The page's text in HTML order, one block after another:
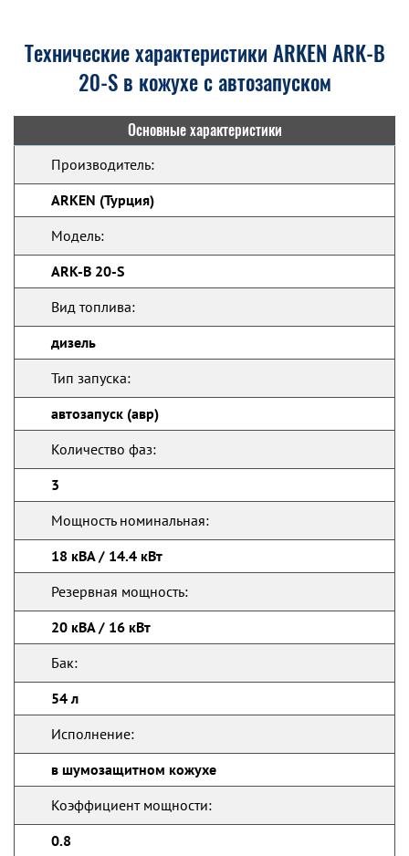
Технические характеристики ARKEN ARK-B
20-S в кожухе с автозапуском
Основные характеристики
Производитель:
ARKEN (Турция)
Модель:
ARK-B 20-S
Вид топлива:
дизель
Тип запуска:
автозапуск (авр)
Количество фаз:
3
Мощность номинальная:
18 кВА / 14.4 кВт
Резервная мощность:
20 кВА / 16 кВт
Бак:
54 л
Исполнение:
в шумозащитном кожухе
Коэффициент мощности:
0.8